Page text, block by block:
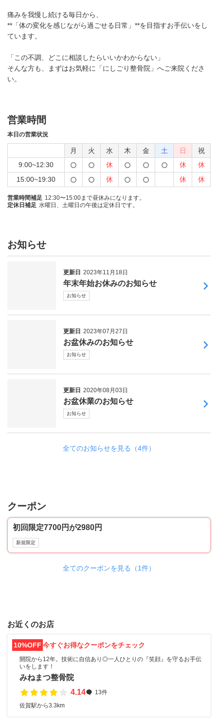
痛みを我慢し続ける毎日から、
**「体の変化を感じながら過ごせる日常」**を目指すお手伝いをし
ています。
「この不調、どこに相談したらいいかわからない」
そんな方も、まずはお気軽に「にしごり整骨院」へご来院くださ
い。
営業時間
本日の営業状況
月 火 水 木 金 土 日
祝
9:00~12:30
休 休
休
15:00~19:30
休 休 休
営業時間補足 12:30〜15:00まで昼休みになります。
定休日補足 水曜日、土曜日の午後は定休日です。
お知らせ
更新日 2023年11月18日
年末年始お休みのお知らせ
お知らせ
更新日 2023年07月27日
お盆休みのお知らせ
お知らせ
更新日 2020年08月03日
お盆休業のお知らせ
お知らせ
全てのお知らせを見る（4件）
クーポン
初回限定7700円が2980円
新規限定
全てのクーポンを見る（1件）
お近くのお店
10%OFF 今すぐお得なクーポンをチェック
開院から12年。技術に自信あり◎一人ひとりの『笑顔』を守るお手伝
いをします！
みねまつ整骨院
4.14
13件
佐賀駅から3.3km